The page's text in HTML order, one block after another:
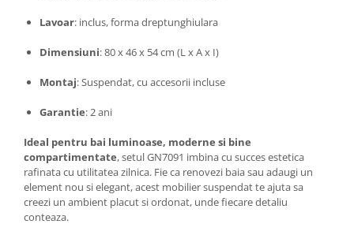
Lavoar: inclus, forma dreptunghiulara
Dimensiuni: 80 x 46 x 54 cm (L x A x I)
Montaj: Suspendat, cu accesorii incluse
Garantie: 2 ani
Ideal pentru bai luminoase, moderne si bine
compartimentate, setul GN7091 imbina cu succes estetica
rafinata cu utilitatea zilnica. Fie ca renovezi baia sau adaugi un
element nou si elegant, acest mobilier suspendat te ajuta sa
creezi un ambient placut si ordonat, unde fiecare detaliu
conteaza.